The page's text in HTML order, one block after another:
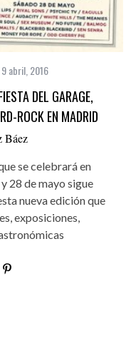
9 abril, 2016
DEL GARAGE,
ROCK EN MADRID
Báez
se celebrará en
28 de mayo sigue
nueva edición que
exposiciones,